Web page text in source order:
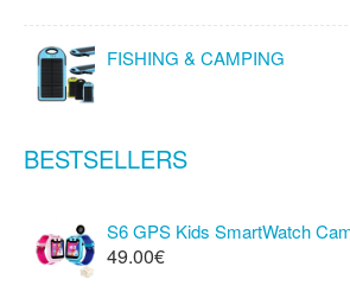
FISHING & CAMPING
BESTSELLERS
S6 GPS Kids SmartWatch
49.00€